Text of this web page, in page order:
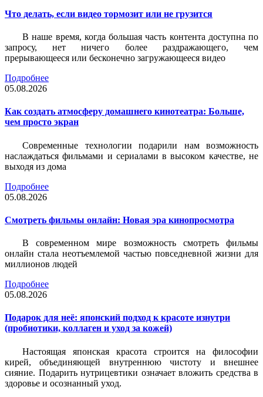
Что делать, если видео тормозит или не грузится
В наше время, когда большая часть контента доступна по
запросу, нет ничего более раздражающего, чем
прерывающееся или бесконечно загружающееся видео
Подробнее
05.08.2026
Как создать атмосферу домашнего кинотеатра: Больше,
чем просто экран
Современные технологии подарили нам возможность
наслаждаться фильмами и сериалами в высоком качестве, не
выходя из дома
Подробнее
05.08.2026
Смотреть фильмы онлайн: Новая эра кинопросмотра
В современном мире возможность смотреть фильмы
онлайн стала неотъемлемой частью повседневной жизни для
миллионов людей
Подробнее
05.08.2026
Подарок для неё: японский подход к красоте изнутри
(пробиотики, коллаген и уход за кожей)
Настоящая японская красота строится на философии
кирей, объединяющей внутреннюю чистоту и внешнее
сияние. Подарить нутрицевтики означает вложить средства в
здоровье и осознанный уход.